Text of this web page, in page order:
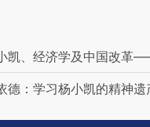
凯、经济学及中国改革
德：学习杨小凯的精神遗